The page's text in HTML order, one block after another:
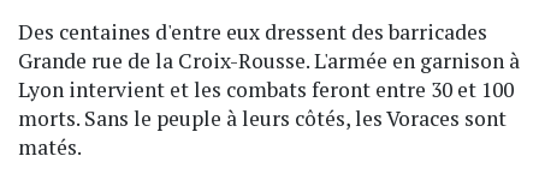
Des centaines d'entre eux dressent des barricades
Grande rue de la Croix-Rousse. L'armée en garnison à
Lyon intervient et les combats feront entre 30 et 100
morts. Sans le peuple à leurs côtés, les Voraces sont
matés.